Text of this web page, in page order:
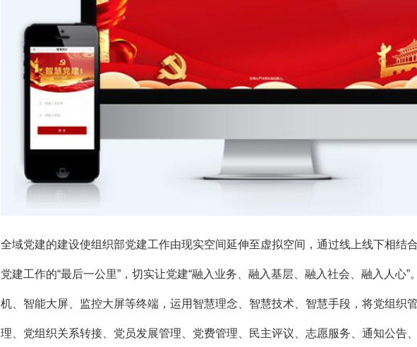
全域党建的建设使组织部党建工作由现实空间延伸至虚拟空间，通过线上线下相结
党建工作的“最后一公里”，切实让党建“融入业务、融入基层、融入社会、融入人心”
机、智能大屏、监控大屏等终端，运用智慧理念、智慧技术、智慧手段，将党组织
理、党组织关系转接、党员发展管理、党费管理、民主评议、志愿服务、通知公告